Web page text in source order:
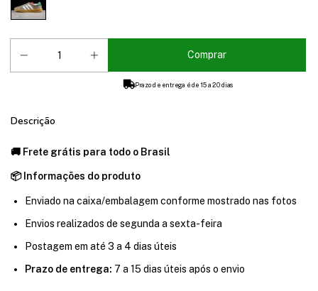
Prazo de entrega é de 15 a 20 dias
Descrição
🚚 Frete grátis para todo o Brasil
📦 Informações do produto
Enviado na caixa/embalagem conforme mostrado nas fotos
Envios realizados de segunda a sexta-feira
Postagem em até 3 a 4 dias úteis
Prazo de entrega: 7 a 15 dias úteis após o envio